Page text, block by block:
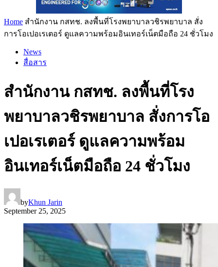
Home สำนักงาน กสทช. ลงพื้นที่โรงพยาบาลวชิรพยาบาล สั่ง
การโอเปอเรเตอร์ ดูแลความพร้อมอินเทอร์เน็ตมือถือ 24 ชั่วโมง
News
สื่อสาร
สำนักงาน กสทช. ลงพื้นที่โรง
พยาบาลวชิรพยาบาล สั่งการโอ
เปอเรเตอร์ ดูแลความพร้อม
อินเทอร์เน็ตมือถือ 24 ชั่วโมง
byKhun Jarin
September 25, 2025